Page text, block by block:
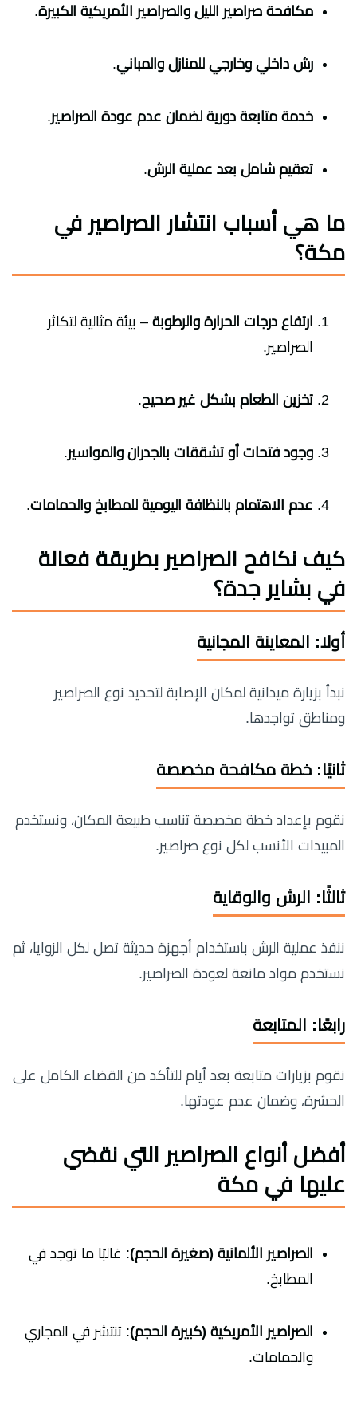
مكافحة صراصير الليل والصراصير الأمريكية الكبيرة.
رش داخلي وخارجي للمنازل والمباني.
خدمة متابعة دورية لضمان عدم عودة الصراصير.
تعقيم شامل بعد عملية الرش.
ما هي أسباب انتشار الصراصير في
مكة؟
ارتفاع درجات الحرارة والرطوبة – بيئة مثالية لتكاثر
الصراصير.
تخزين الطعام بشكل غير صحيح.
وجود فتحات أو تشققات بالجدران والمواسير.
عدم الاهتمام بالنظافة اليومية للمطابخ والحمامات.
كيف نكافح الصراصير بطريقة فعالة
في بشاير جدة؟
أولا: المعاينة المجانية
نبدأ بزيارة ميدانية لمكان الإصابة لتحديد نوع الصراصير
ومناطق تواجدها.
ثانيًا: خطة مكافحة مخصصة
نقوم بإعداد خطة مخصصة تناسب طبيعة المكان، ونستخدم
المبيدات الأنسب لكل نوع صراصير.
ثالثًا: الرش والوقاية
ننفذ عملية الرش باستخدام أجهزة حديثة تصل لكل الزوايا، ثم
نستخدم مواد مانعة لعودة الصراصير.
رابعًا: المتابعة
نقوم بزيارات متابعة بعد أيام للتأكد من القضاء الكامل على
الحشرة، وضمان عدم عودتها.
أفضل أنواع الصراصير التي نقضي
عليها في مكة
الصراصير الألمانية (صغيرة الحجم): غالبًا ما توجد في
المطابخ.
الصراصير الأمريكية (كبيرة الحجم): تنتشر في المجاري
والحمامات.